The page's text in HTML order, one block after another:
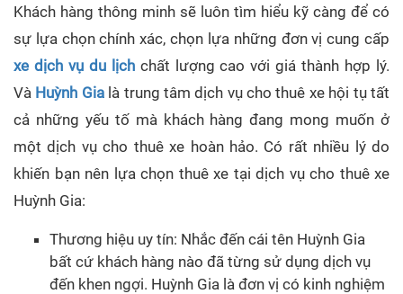
Khách hàng thông minh sẽ luôn tìm hiểu kỹ càng để có
sự lựa chọn chính xác, chọn lựa những đơn vị cung cấp
xe dịch vụ du lịchchất lượng cao với giá thành hợp lý.
Và Huỳnh Gialà trung tâm dịch vụ cho thuê xe hội tụ tất
cả những yếu tố mà khách hàng đang mong muốn ở
một dịch vụ cho thuê xe hoàn hảo. Có rất nhiều lý do
khiến bạn nên lựa chọn thuê xe tại dịch vụ cho thuê xe
Huỳnh Gia:
Thương hiệu uy tín: Nhắc đến cái tên Huỳnh Gia
bất cứ khách hàng nào đã từng sử dụng dịch vụ
đến khen ngợi. Huỳnh Gia là đơn vị có kinh nghiệm